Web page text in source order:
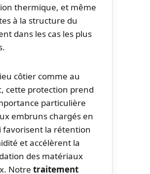
thermique, et même
à la structure du
dans les cas les plus
côtier comme au
cette protection prend
particulière
embruns chargés en
favorisent la rétention
et accélèrent la
des matériaux
Notre traitement